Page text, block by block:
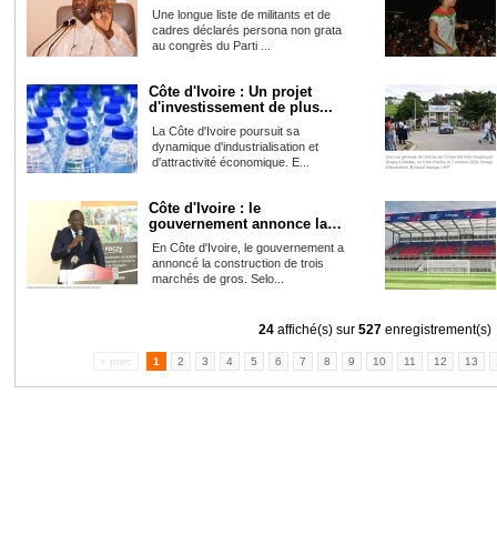
Une longue liste de militants et de
cadres déclarés persona non grata
au congrès du Parti ...
Côte d'Ivoire : Un projet
d'investissement de plus...
La Côte d'Ivoire poursuit sa
dynamique d'industrialisation et
d'attractivité économique. E...
Côte d'Ivoire : le
gouvernement annonce la
constru...
En Côte d'Ivoire, le gouvernement a
annoncé la construction de trois
marchés de gros. Selo...
24 affiché(s) sur 527 enregistrement(s)
« prec 1 2 3 4 5 6 7 8 9 10 11 12 13